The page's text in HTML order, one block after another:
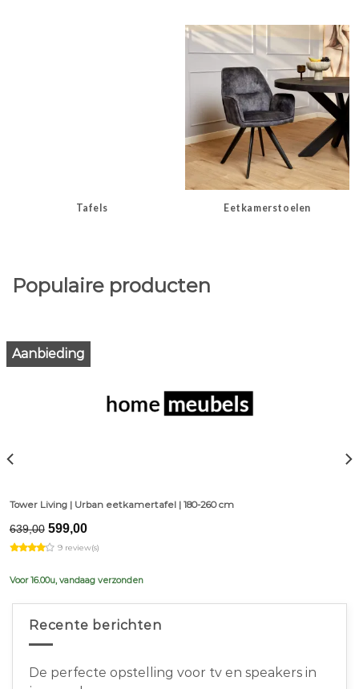
Tafels Eetkamerstoelen
Populaire producten
Aanbieding
Tower Living | Urban eetkamertafel | 180-260 cm
639,00 Original
price
was:
599,00Current
is:
9 review(s)
Voor 16.00u, vandaag verzonden
Recente berichten
De perfecte opstelling voor tv en speakers in